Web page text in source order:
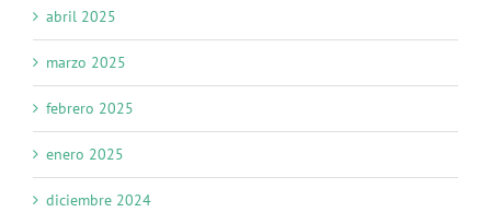
abril 2025
marzo 2025
febrero 2025
enero 2025
diciembre 2024